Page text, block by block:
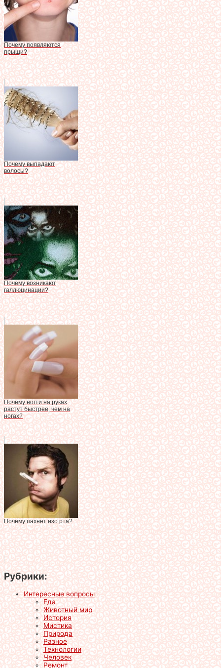
Почему появляются
прыщи?
Почему выпадают
волосы?
Почему возникают
галлюцинации?
Почему ногти на руках
растут быстрее, чем на
ногах?
Почему пахнет изо рта?
Рубрики:
Интересные вопросы
Еда
Животный мир
История
Мистика
Природа
Разное
Технологии
Человек
Ремонт